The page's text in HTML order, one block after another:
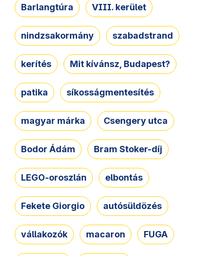
Barlangtúra VIII. kerület
nindzsakormány szabadstrand
kerítés Mit kívánsz, Budapest?
patika síkosságmentesítés
magyar márka Csengery utca
Bodor Ádám Bram Stoker-díj
LEGO-oroszlán elbontás
Fekete Giorgio autósüldözés
vállakozók macaron FUGA